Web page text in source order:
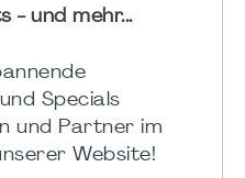
- und mehr...
Specials
und Partner im
Website!